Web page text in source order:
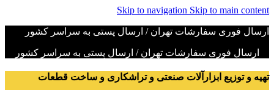
Skip to navigation Skip to main content
ارسال فوری سفارشات تهران / ارسال پستی به سراسر کشور
ارسال فوری سفارشات تهران / ارسال پستی به سراسر کشور
تهیه و توزیع ابزارآلات صنعتی و تراشکاری و ساخت قطعات